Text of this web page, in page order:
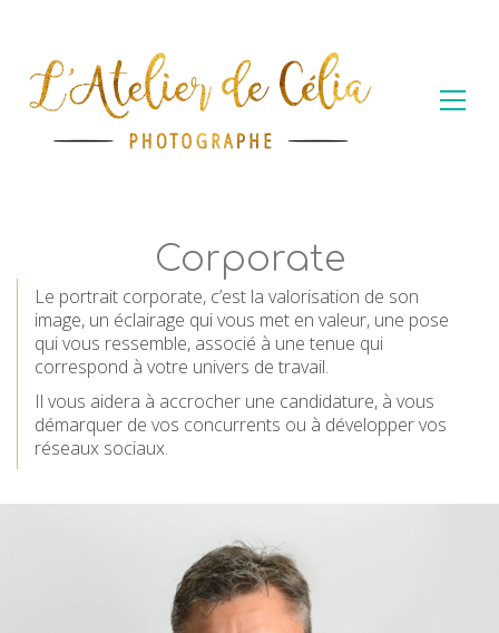
Corporate
Le portrait corporate, c’est la valorisation de son
image, un éclairage qui vous met en valeur, une pose
qui vous ressemble, associé à une tenue qui
correspond à votre univers de travail.
Il vous aidera à accrocher une candidature, à vous
démarquer de vos concurrents ou à développer vos
réseaux sociaux.